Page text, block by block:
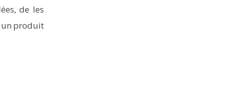
de les
un produit